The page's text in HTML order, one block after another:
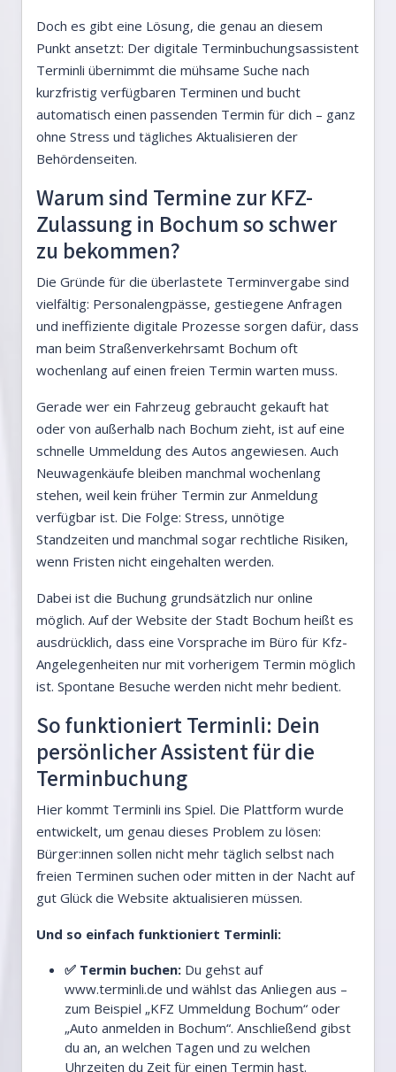
Doch es gibt eine Lösung, die genau an diesem
Punkt ansetzt: Der digitale Terminbuchungsassistent
Terminli übernimmt die mühsame Suche nach
kurzfristig verfügbaren Terminen und bucht
automatisch einen passenden Termin für dich – ganz
ohne Stress und tägliches Aktualisieren der
Behördenseiten.
Warum sind Termine zur KFZ-
Zulassung in Bochum so schwer
zu bekommen?
Die Gründe für die überlastete Terminvergabe sind
vielfältig: Personalengpässe, gestiegene Anfragen
und ineffiziente digitale Prozesse sorgen dafür, dass
man beim Straßenverkehrsamt Bochum oft
wochenlang auf einen freien Termin warten muss.
Gerade wer ein Fahrzeug gebraucht gekauft hat
oder von außerhalb nach Bochum zieht, ist auf eine
schnelle Ummeldung des Autos angewiesen. Auch
Neuwagenkäufe bleiben manchmal wochenlang
stehen, weil kein früher Termin zur Anmeldung
verfügbar ist. Die Folge: Stress, unnötige
Standzeiten und manchmal sogar rechtliche Risiken,
wenn Fristen nicht eingehalten werden.
Dabei ist die Buchung grundsätzlich nur online
möglich. Auf der Website der Stadt Bochum heißt es
ausdrücklich, dass eine Vorsprache im Büro für Kfz-
Angelegenheiten nur mit vorherigem Termin möglich
ist. Spontane Besuche werden nicht mehr bedient.
So funktioniert Terminli: Dein
persönlicher Assistent für die
Terminbuchung
Hier kommt Terminli ins Spiel. Die Plattform wurde
entwickelt, um genau dieses Problem zu lösen:
Bürger:innen sollen nicht mehr täglich selbst nach
freien Terminen suchen oder mitten in der Nacht auf
gut Glück die Website aktualisieren müssen.
Und so einfach funktioniert Terminli:
✅ Termin buchen: Du gehst auf
www.terminli.de und wählst das Anliegen aus –
zum Beispiel „KFZ Ummeldung Bochum“ oder
„Auto anmelden in Bochum“. Anschließend gibst
du an, an welchen Tagen und zu welchen
Uhrzeiten du Zeit für einen Termin hast.